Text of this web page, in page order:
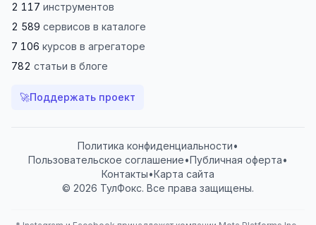
2 117 инструментов
2 589 сервисов в каталоге
7 106 курсов в агрегаторе
782 статьи в блоге
🚀Поддержать проект
Политика конфиденциальности•
Пользовательское соглашение•Публичная оферта•
Контакты•Карта сайта
© 2026 ТулФокс. Все права защищены.